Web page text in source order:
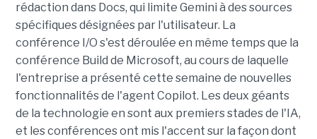
rédaction dans Docs, qui limite Gemini à des sources
spécifiques désignées par l'utilisateur. La
conférence I/O s'est déroulée en même temps que la
conférence Build de Microsoft, au cours de laquelle
l'entreprise a présenté cette semaine de nouvelles
fonctionnalités de l'agent Copilot. Les deux géants
de la technologie en sont aux premiers stades de l'IA,
et les conférences ont mis l'accent sur la façon dont